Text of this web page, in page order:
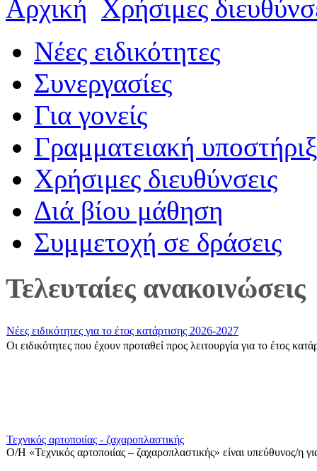
Αρχική Χρήσιμες
Νέες ειδικότητες
Συνεργασίες
Για γονείς
Γραμματειακή
Χρήσιμες διευθύνσεις
Διά βίου μάθηση
Συμμετοχή σε δράσεις
Τελευταίες ανακοινώσεις
Νέες ειδικότητες για το έτος κατάρτισης 2026-2027
Οι ειδικότητες που έχουν προταθεί προς λειτουργία για το έτος
Τεχνικός αρτοποιίας - ζαχαροπλαστικής
Ο/Η «Τεχνικός αρτοποιίας – ζαχαροπλαστικής» είναι υπεύθυνος/η